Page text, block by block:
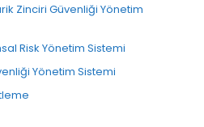
Zinciri Güvenliği Yönetim
Risk Yönetim Sistemi
Yönetim Sistemi